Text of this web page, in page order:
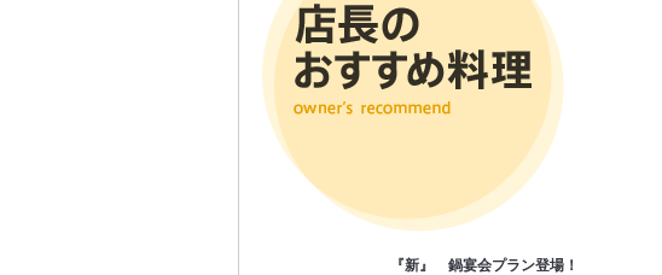
『新』 鍋宴会プラン登場！